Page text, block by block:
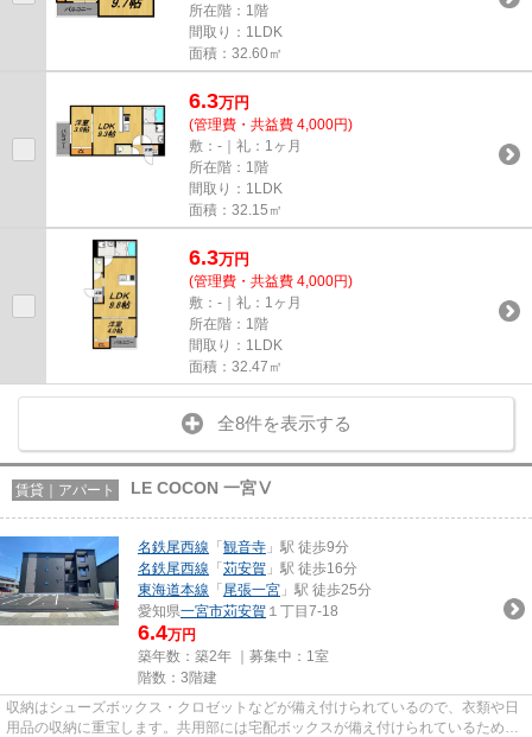
所在階：1階
間取り：1LDK
面積：32.60㎡
6.3万円
(管理費・共益費 4,000円)
敷：-｜礼：1ヶ月
所在階：1階
間取り：1LDK
面積：32.15㎡
6.3万円
(管理費・共益費 4,000円)
敷：-｜礼：1ヶ月
所在階：1階
間取り：1LDK
面積：32.47㎡
全8件を表示する
賃貸｜アパート LE COCON 一宮Ⅴ
名鉄尾西線 「 観音寺 」駅 徒歩9分
名鉄尾西線 「 苅安賀 」駅 徒歩16分
東海道本線 「 尾張一宮 」駅 徒歩25分
愛知県一宮市苅安賀 １丁目7-18
6.4万円
築年数：築2年 ｜募集中： 1室
階数：3階建
収納はシューズボックス・クロゼットなどが備え付けられているので、衣類や日
用品の収納に重宝します。共用部には宅配ボックスが備え付けられているため、